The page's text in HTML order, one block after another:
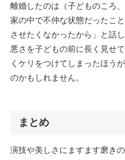
離婚したのは（子どものころ
家の中で不仲な状態だったこ
させたくなかったから」と話
悪さを子どもの前に長く見せ
くケリをつけてしまったほう
のかもしれません。
まとめ
演技や美しさにますます磨き